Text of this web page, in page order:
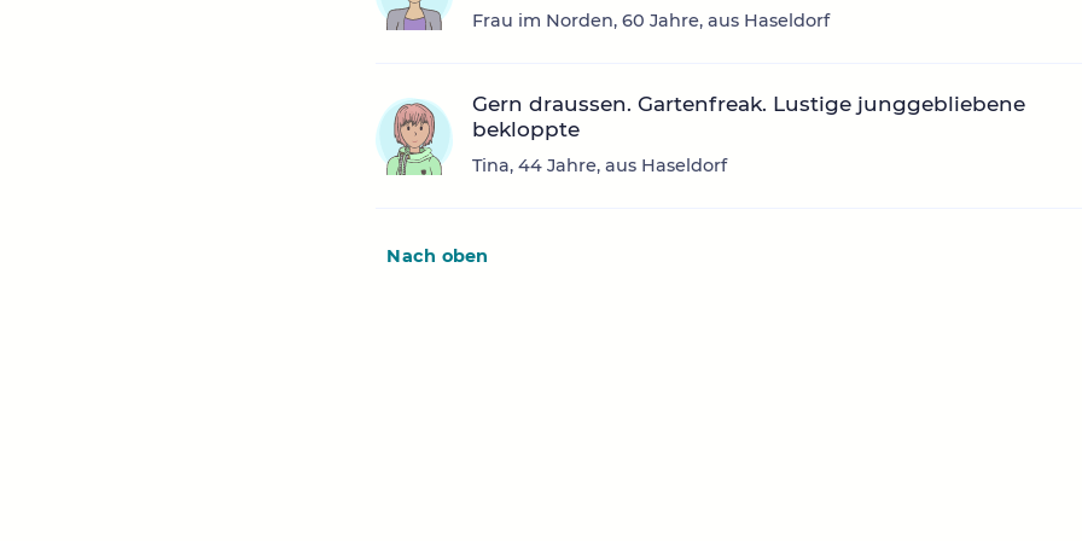
Frau im Norden, 60 Jahre, aus Haseldorf
Gern draussen. Gartenfreak. Lustige junggebliebene
bekloppte
Tina, 44 Jahre, aus Haseldorf
Nach oben